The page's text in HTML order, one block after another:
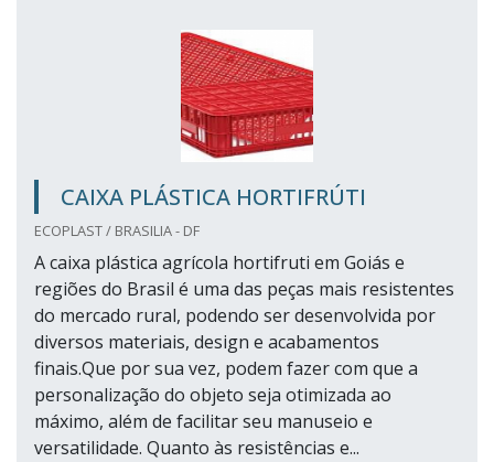
CAIXA PLÁSTICA HORTIFRÚTI
ECOPLAST / BRASILIA - DF
A caixa plástica agrícola hortifruti em Goiás e
regiões do Brasil é uma das peças mais resistentes
do mercado rural, podendo ser desenvolvida por
diversos materiais, design e acabamentos
finais.Que por sua vez, podem fazer com que a
personalização do objeto seja otimizada ao
máximo, além de facilitar seu manuseio e
versatilidade. Quanto às resistências e...